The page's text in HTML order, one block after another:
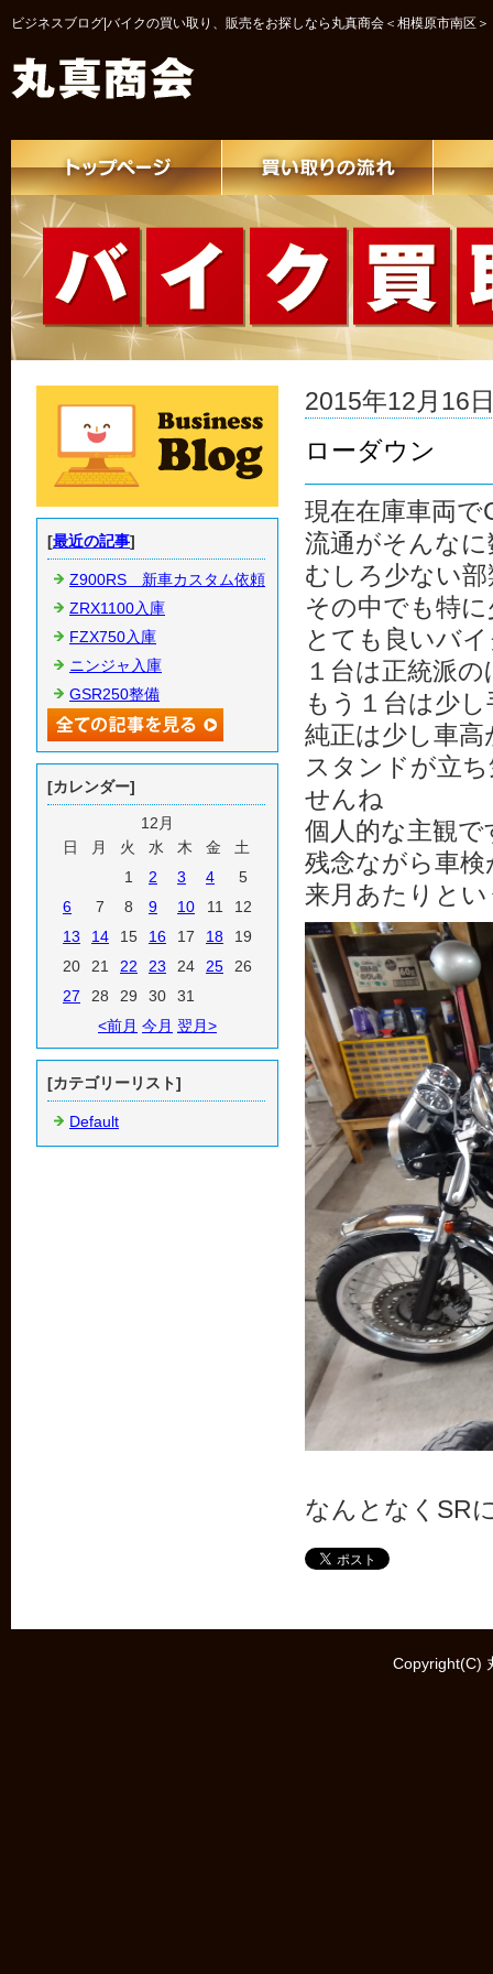
ビジネスブログ|バイクの買い取り、販売をお探しなら丸真商会＜相模原市南区＞
2015年12月16
ローダウン
現在在庫車両
流通がそんな
むしろ少ない
その中でも特
とても良いバ
１台は正統派
もう１台は少
純正は少し車
スタンドが立
せんね
個人的な主観
残念ながら車
来月あたりと
なんとなくSR
[最近の記事]
Z900RS 新車カスタム依頼
ZRX1100入庫
FZX750入庫
ニンジャ入庫
GSR250整備
[カレンダー]
12月
日
月 火 水 木 金
土
1
2 3 4
5
6
7 8 9 10 11
12
13
14 15 16 17 18
19
20
21 22 23 24 25
26
27
28 29 30
31
<前月 今月 翌月>
[カテゴリーリスト]
Default
Copyright(C)